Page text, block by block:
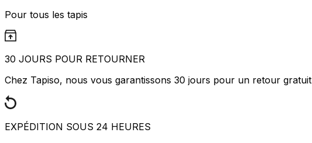
Pour tous les tapis
30 JOURS POUR RETOURNER
Chez Tapiso, nous vous garantissons 30 jours pour un retour gratuit
EXPÉDITION SOUS 24 HEURES